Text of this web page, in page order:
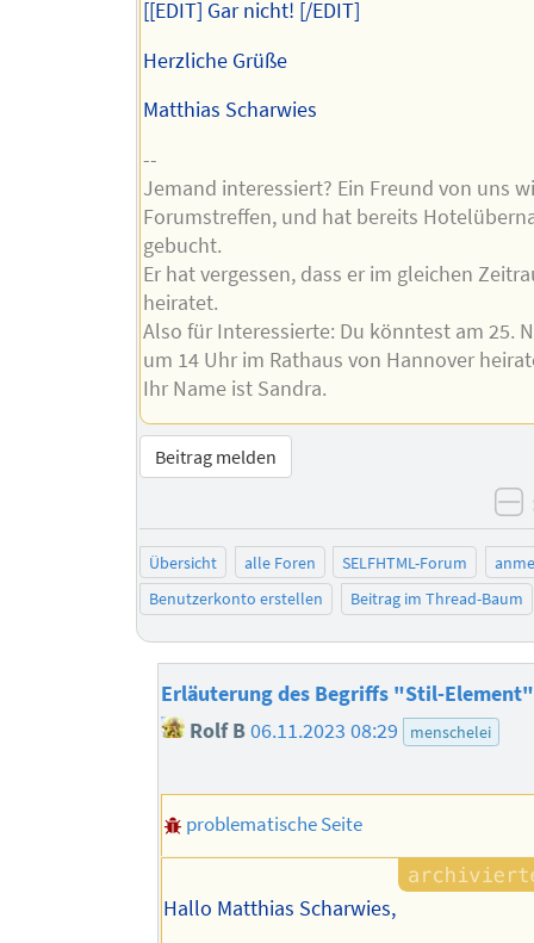
[[EDIT] Gar nicht! [/EDIT]
Herzliche Grüße
Matthias Scharwies
--
Jemand interessiert? Ein Freund von uns
Forumstreffen, und hat bereits
gebucht.
Er hat vergessen, dass er im gleichen
heiratet.
Also für Interessierte: Du könntest am 25.
um 14 Uhr im Rathaus von Hannover
Ihr Name ist Sandra.
Beitrag melden
Übersicht alle Foren SELFHTML-Forum
Benutzerkonto erstellen
Beitrag im Thread-Baum
Erläuterung des Begriffs "Stil-Element"
Rolf B06.11.2023 08:29 menschelei
problematische Seite
Hallo Matthias Scharwies,